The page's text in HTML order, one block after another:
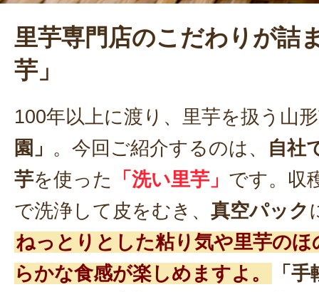
里芋専門店のこだわりが詰
芋」
100年以上に渡り、里芋を扱う山
園」 。今回ご紹介するのは、 自社
芋を使った 「洗い里芋」 です。収
で洗浄して皮をむき、 真空パック
ねっとりとした粘り気や里芋の
らかな食感が楽しめますよ。
「